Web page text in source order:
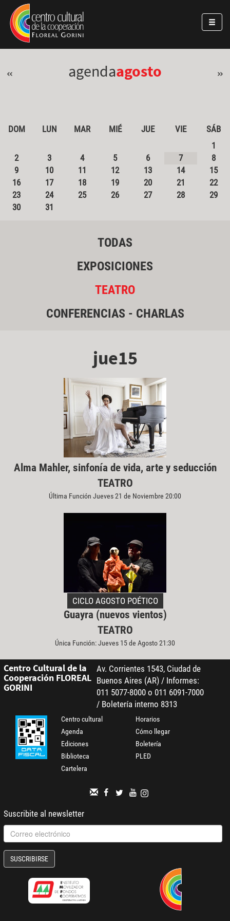
Pasar al contenido principal
Jump to main content
« agendaagosto »
DOM LUN MAR MIÉ JUE VIE
SÁB
1
2
3 4 5 6 7
8
9
10 11 12 13 14
15
16
17 18 19 20 21
22
23
24 25 26 27 28
29
30
31
TODAS
EXPOSICIONES
TEATRO
CONFERENCIAS - CHARLAS
jue15
Alma Mahler, sinfonía de vida, arte y seducción
TEATRO
Última Función Jueves 21 de Noviembre 20:00
CICLO AGOSTO POÉTICO
Guayra (nuevos vientos)
TEATRO
Única Función: Jueves 15 de Agosto 21:30
Centro Cultural de la
Cooperación FLOREAL
GORINI
Av. Corrientes 1543, Ciudad de
Buenos Aires (AR) / Informes:
011 5077-8000 o 011 6091-7000
/ Boletería interno 8313
Centro cultural
Agenda
Ediciones
Biblioteca
Cartelera
Horarios
Cómo llegar
Boletería
PLED
Suscribite al newsletter
SUSCRIBIRSE